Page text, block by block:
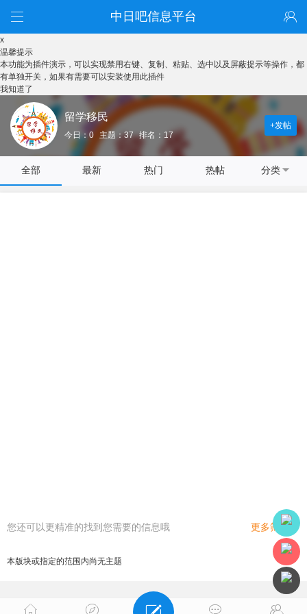
中日吧信息平台
x
温馨提示
本功能为插件演示，可以实现禁用右键、复制、粘贴、选中以及屏蔽提示等操作，都
有单独开关，如果有需要可以安装使用此插件
我知道了
留学移民
今日：0 主题：37 排名：17
+发帖
全部 最新 热门 热帖 分类
您还可以更精准的找到您需要的信息哦 更多筛选
本版块或指定的范围内尚无主题